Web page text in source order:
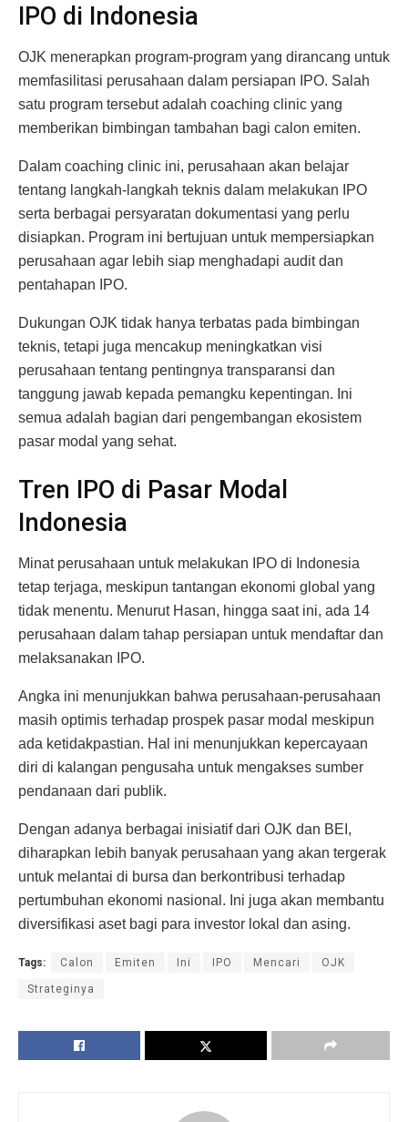
IPO di Indonesia
OJK menerapkan program-program yang dirancang untuk
memfasilitasi perusahaan dalam persiapan IPO. Salah
satu program tersebut adalah coaching clinic yang
memberikan bimbingan tambahan bagi calon emiten.
Dalam coaching clinic ini, perusahaan akan belajar
tentang langkah-langkah teknis dalam melakukan IPO
serta berbagai persyaratan dokumentasi yang perlu
disiapkan. Program ini bertujuan untuk mempersiapkan
perusahaan agar lebih siap menghadapi audit dan
pentahapan IPO.
Dukungan OJK tidak hanya terbatas pada bimbingan
teknis, tetapi juga mencakup meningkatkan visi
perusahaan tentang pentingnya transparansi dan
tanggung jawab kepada pemangku kepentingan. Ini
semua adalah bagian dari pengembangan ekosistem
pasar modal yang sehat.
Tren IPO di Pasar Modal
Indonesia
Minat perusahaan untuk melakukan IPO di Indonesia
tetap terjaga, meskipun tantangan ekonomi global yang
tidak menentu. Menurut Hasan, hingga saat ini, ada 14
perusahaan dalam tahap persiapan untuk mendaftar dan
melaksanakan IPO.
Angka ini menunjukkan bahwa perusahaan-perusahaan
masih optimis terhadap prospek pasar modal meskipun
ada ketidakpastian. Hal ini menunjukkan kepercayaan
diri di kalangan pengusaha untuk mengakses sumber
pendanaan dari publik.
Dengan adanya berbagai inisiatif dari OJK dan BEI,
diharapkan lebih banyak perusahaan yang akan tergerak
untuk melantai di bursa dan berkontribusi terhadap
pertumbuhan ekonomi nasional. Ini juga akan membantu
diversifikasi aset bagi para investor lokal dan asing.
Tags: Calon Emiten Ini IPO Mencari OJK
Strateginya